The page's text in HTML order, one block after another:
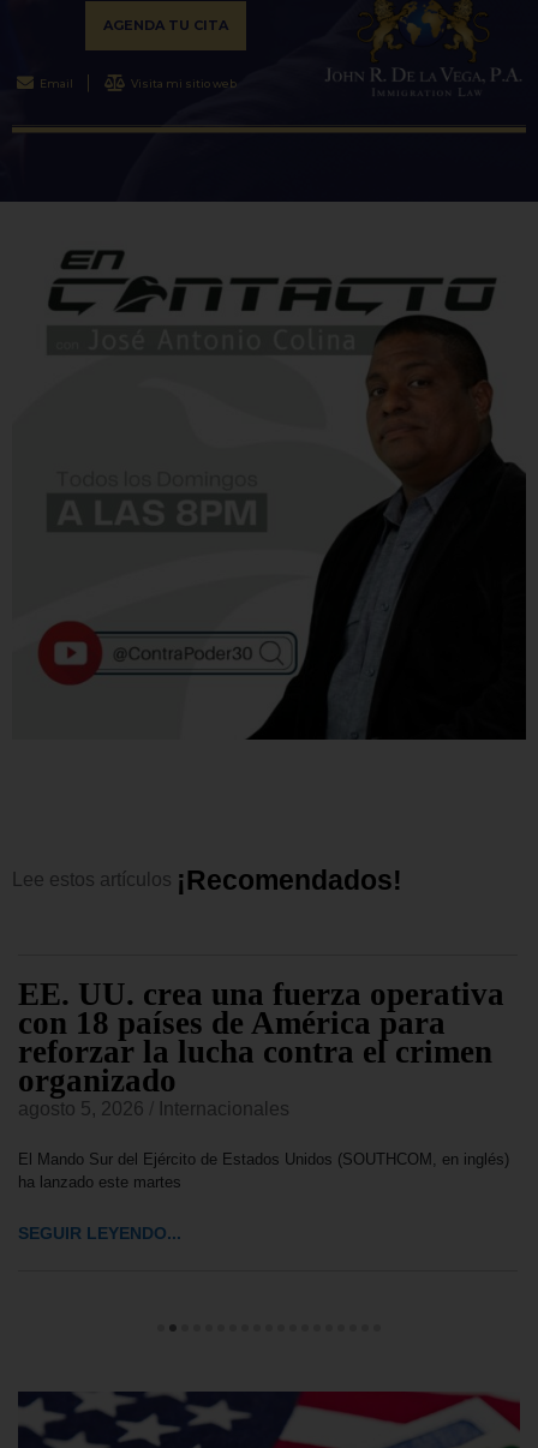
AGENDA TU CITA
Email Visita mi sitio web
Lee estos artículos ¡Recomend ad os!
EE. UU. crea una fuerza operativa
con 18 países de América para
reforzar la lucha contra el crimen
organizado
agosto 5, 2026 Internacionales
El Mando Sur del Ejército de Estados Unidos (SOUTHCOM, en inglés)
ha lanzado este martes
SEGUIR LEYENDO...